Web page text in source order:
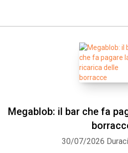
Megablob: il bar che fa
30/07/2026